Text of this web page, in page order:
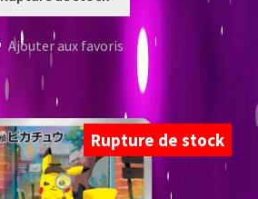
Ajouter aux favoris
Rupture de stock